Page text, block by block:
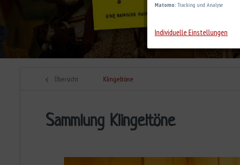
Übersicht Klingeltöne
Sammlung Klingeltöne
Matomo: Tracking und Analyse
Individuelle Einstellungen